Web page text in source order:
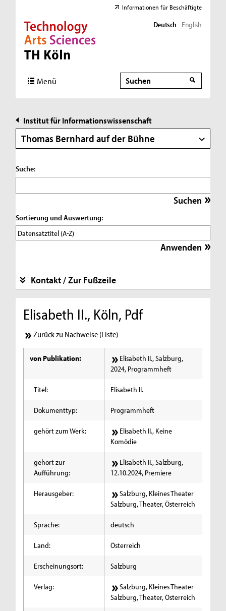
Direkt zur Hauptnavigation
Direkt zur Subnavigation
Direkt zum Inhalt
Direkt zum Fußbereich
Informationen für Beschäftigte
Deutsch English
Menü Suche
Suche
Institut für Informationswissenschaft
Thomas Bernhard auf der Bühne
Suche:
Sortierung und Auswertung:
Kontakt / Zur Fußzeile
Elisabeth II., Köln, Pdf
Zurück zu Nachweise (Liste)
von Publikation:
Elisabeth II., Salzburg,
2024, Programmheft
Titel: Elisabeth II.
Dokumenttyp: Programmheft
gehört zum Werk:
Elisabeth II., Keine
Komödie
gehört zur
Aufführung:
Elisabeth II., Salzburg,
12.10.2024, Premiere
Herausgeber:
Salzburg, Kleines Theater
Salzburg, Theater, Österreich
Sprache: deutsch
Land: Österreich
Erscheinungsort: Salzburg
Verlag:
Salzburg, Kleines Theater
Salzburg, Theater, Österreich